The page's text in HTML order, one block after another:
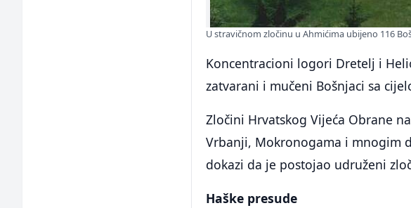
U stravičnom zločinu u Ahmićima ubijeno 116
Koncentracioni logori Dretelj i
zatvarani i mučeni Bošnjaci sa
Zločini Hrvatskog Vijeća Obrane
Vrbanji, Mokronogama i mnogim
dokazi da je postojao udruženi
Haške presude